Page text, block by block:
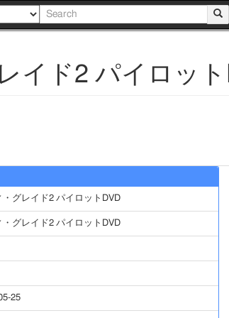
イド2 パイロット
・グレイド2 パイロットDVD
・グレイド2 パイロットDVD
25